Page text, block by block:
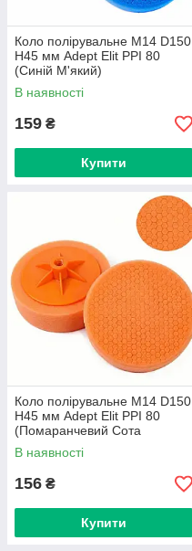
Коло полірувальне M14 D150
H45 мм Adept Elit PPI 80
(Синій М'який)
В наявності
159 ₴
Купити
Коло полірувальне M14 D150
H45 мм Adept Elit PPI 80
(Помаранчевий Сота
Универсальный)
В наявності
156 ₴
Купити